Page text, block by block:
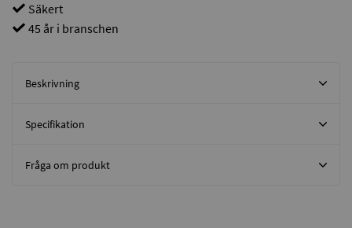
Säkert
45 år i branschen
Beskrivning
Specifikation
Fråga om produkt